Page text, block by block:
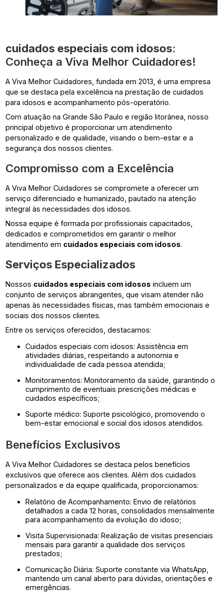
cuidados especiais com idosos:
Conheça a Viva Melhor Cuidadores!
A Viva Melhor Cuidadores, fundada em 2013, é uma empresa
que se destaca pela excelência na prestação de cuidados
para idosos e acompanhamento pós-operatório.
Com atuação na Grande São Paulo e região litorânea, nosso
principal objetivo é proporcionar um atendimento
personalizado e de qualidade, visando o bem-estar e a
segurança dos nossos clientes.
Compromisso com a Excelência
A Viva Melhor Cuidadores se compromete a oferecer um
serviço diferenciado e humanizado, pautado na atenção
integral às necessidades dos idosos.
Nossa equipe é formada por profissionais capacitados,
dedicados e comprometidos em garantir o melhor
atendimento em cuidados especiais com idosos.
Serviços Especializados
Nossos cuidados especiais com idosos incluem um
conjunto de serviços abrangentes, que visam atender não
apenas às necessidades físicas, mas também emocionais e
sociais dos nossos clientes.
Entre os serviços oferecidos, destacamos:
Cuidados especiais com idosos: Assistência em
atividades diárias, respeitando a autonomia e
individualidade de cada pessoa atendida;
Monitoramentos: Monitoramento da saúde, garantindo o
cumprimento de eventuais prescrições médicas e
cuidados específicos;
Suporte médico: Suporte psicológico, promovendo o
bem-estar emocional e social dos idosos atendidos.
Benefícios Exclusivos
A Viva Melhor Cuidadores se destaca pelos benefícios
exclusivos que oferece aos clientes. Além dos cuidados
personalizados e da equipe qualificada, proporcionamos:
Relatório de Acompanhamento: Envio de relatórios
detalhados a cada 12 horas, consolidados mensalmente
para acompanhamento da evolução do idoso;
Visita Supervisionada: Realização de visitas presenciais
mensais para garantir a qualidade dos serviços
prestados;
Comunicação Diária: Suporte constante via WhatsApp,
mantendo um canal aberto para dúvidas, orientações e
emergências.